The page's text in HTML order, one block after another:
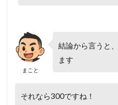
まこと
結論から言うと、
ます
それなら300ですね！